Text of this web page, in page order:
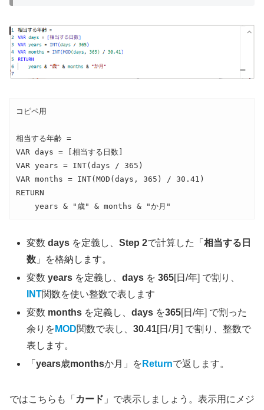
コピペ用
相当する年齢 =
VAR days = [相当する日数]
VAR years = INT(days / 365)
VAR months = INT(MOD(days, 365) / 30.41)
RETURN
    years & "歳" & months & "か月"
変数days を定義し、Step 2で計算した「相当する日
数 」を格納します。
変数years を定義し、days を365[日/年] で割り、
INT関数を使い整数で表します
変数 months を定義し、days を365[日/年] で割った
余りを MOD関数で表し、30.41[日/月] で割り、整数で
表します。
「years歳monthsか月」を Returnで返します。
ではこちらも「 カード 」で表示しましょう。表示用にメジ